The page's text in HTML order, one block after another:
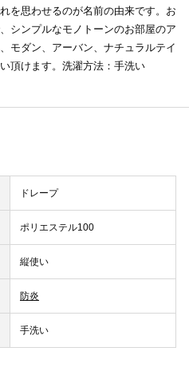
を思わせるのが名前の由来です。お
シンプルなモノトーンのお部屋のア
モダン、アーバン、ナチュラルテイ
頂けます。洗濯方法：手洗い
ドレープ
ポリエステル100
縦使い
防炎
手洗い